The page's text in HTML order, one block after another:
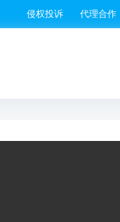
侵权投诉 代理合作